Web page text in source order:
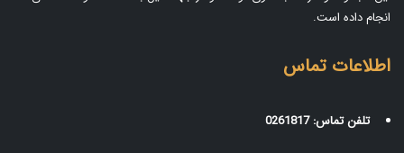
انجام داده است.
اطلاعات تماس
تلفن تماس: 0261817